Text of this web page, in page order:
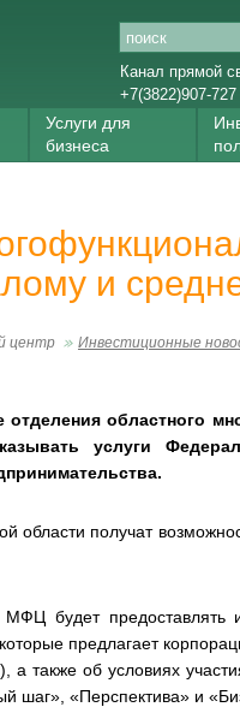
Канал прямой
+7(3822)907-727
Услуги для
бизнеса
и
центр Инвестиционные
областного
услуги
области получат
МФЦ будет
предлагает
а также об условиях
шаг», «Перспектива» и